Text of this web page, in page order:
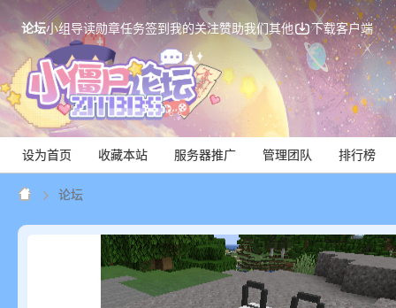
论坛小组导读勋章任务签到我的关注赞助我们其他 下载客户端
设为首页 收藏本站 服务器推广 管理团队 排行榜
论坛